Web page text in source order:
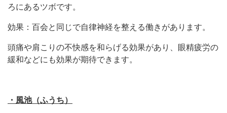
ろにあるツボです。
効果：百会と同じで自律神経を整える働きがあります。
頭痛や肩こりの不快感を和らげる効果があり、眼精疲労の
緩和などにも効果が期待できます。
・風池（ふうち）